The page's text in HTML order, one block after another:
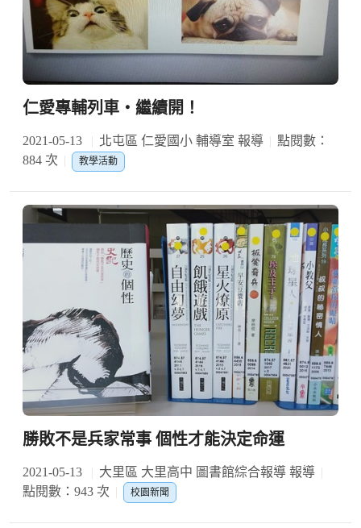
仁愛專輔列車‧繼續開！
2021-05-13 北屯區 仁愛國小 輔導室 報導
點閱數：
884 次
教學活動
勝敗不是兵家常事 個性才能決定命運
2021-05-13
大里區 大里高中 圖書館綜合報導 報導
點閱數：943 次
校園新聞